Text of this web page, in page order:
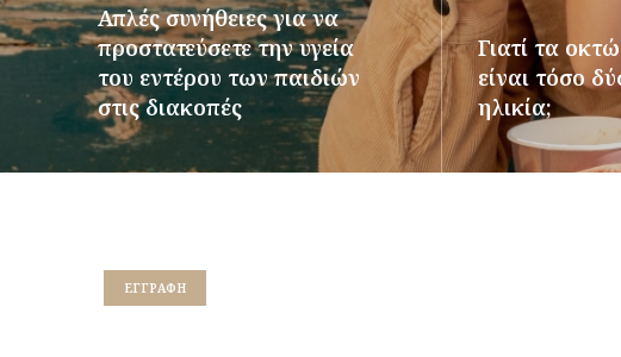
Απλές συνήθειες για να
προστατεύσετε την υγεία
του εντέρου των παιδιών
στις διακοπές
ΠΕΡΙΣΣΌΤΕΡΑ
Γιατί τα
είναι τόσο
ηλικία;
ΠΕΡΙΣΣΌΤΕΡΑ
EΓΓΡΑΦΉ